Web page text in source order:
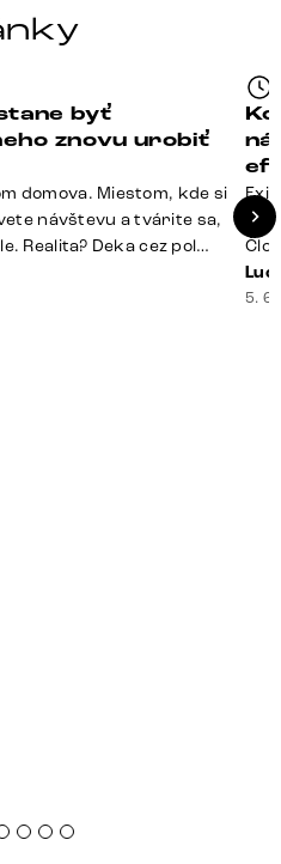
byť
znovu urobiť
domova. Miestom, kde si
návštevu a tvárite sa,
Realita? Deka cez pol
konferenčný stolík
od účteniek po balzam
si
5.